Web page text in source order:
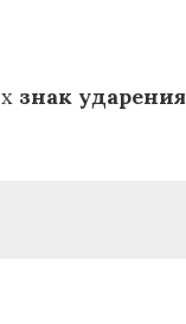
знак ударения